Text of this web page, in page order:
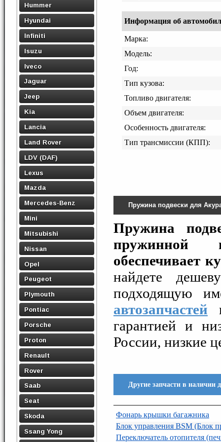
Hummer
Hyundai
Infiniti
Isuzu
Iveco
Jaguar
Jeep
Kia
Lancia
Land Rover
LDV (DAF)
Lexus
Mazda
Mercedes-Benz
Mini
Mitsubishi
Nissan
Opel
Peugeot
Plymouth
Pontiac
Porsche
Proton
Renault
Rover
Saab
Seat
Skoda
Ssang Yong
Информация об
Марка:
Модель:
Год:
Тип кузова:
Топливо двигателя:
Объем двигателя:
Особенность двигателя:
Тип трансмиссии (КПП):
Пружина подвески для
Пружина
пружинной
обеспечивает
найдете
подходящую
автозапчастей
гарантией и
России, низкие
Другие запчасти в наличии
Фонарь крышки багажника
Блок управления BSM (Блок
Переключатель отопителя